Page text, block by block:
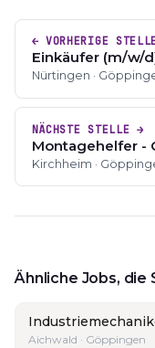
← VORHERIGE
Einkäufer (m/w/
Nürtingen ·
NÄCHSTE STELLE →
Montagehelfer -
Kirchheim ·
Ähnliche Jobs,
Aichwald · Göppingen